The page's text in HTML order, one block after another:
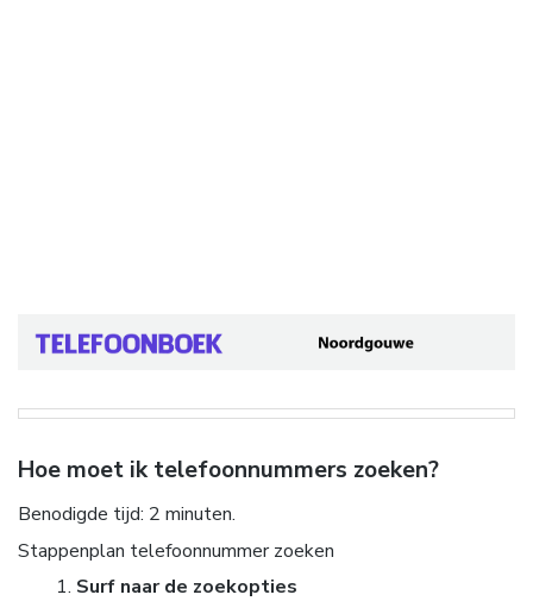
Hoe moet ik telefoonnummers zoeken?
Benodigde tijd: 2 minuten.
Stappenplan telefoonnummer zoeken
Surf naar de zoekopties